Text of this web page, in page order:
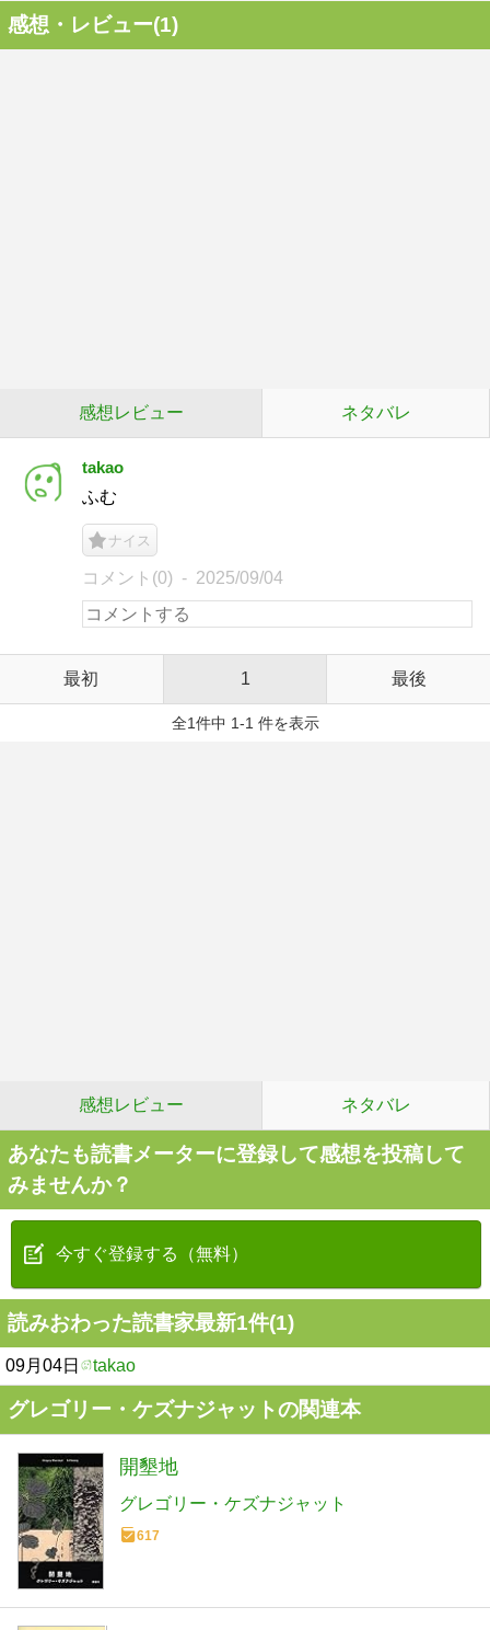
感想・レビュー(1)
感想レビュー ネタバレ
takao
ふむ
ナイス
コメント(0) 2025/09/04
最初 1 最後
全1件中 1-1 件を表示
感想レビュー ネタバレ
あなたも読書メーターに登録して感想を投稿して
みませんか？
今すぐ登録する（無料）
読みおわった読書家最新1件(1)
09月04日 takao
グレゴリー・ケズナジャットの関連本
開墾地
グレゴリー・ケズナジャット
617